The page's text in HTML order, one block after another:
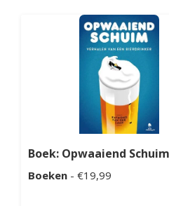
Boek: Opwaaiend Schuim
Boeken - €19,99